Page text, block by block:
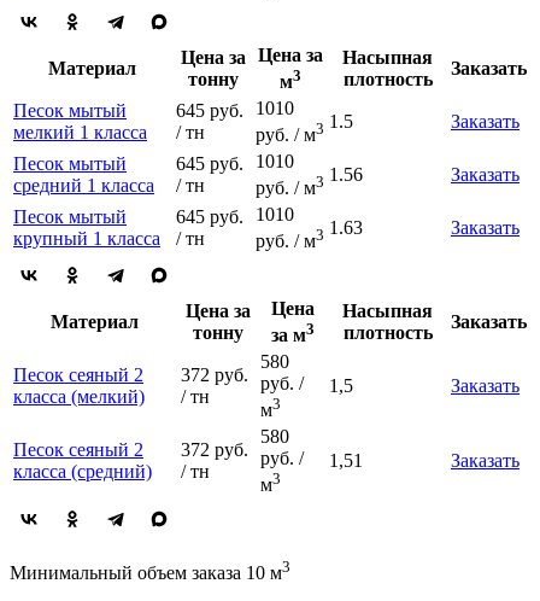
Материал
Цена за
тонну
Цена за
м3
Насыпная
плотность
Заказать
Песок мытый
мелкий 1 класса
645 руб.
/ тн
1010
руб. / м3 1.5 Заказать
Песок мытый
средний 1 класса
645 руб.
/ тн
1010
руб. / м3 1.56 Заказать
Песок мытый
крупный 1 класса
645 руб.
/ тн
1010
руб. / м3 1.63 Заказать
Материал
Цена за
тонну
Цена
за м3
Насыпная
плотность
Заказать
Песок сеяный 2
класса (мелкий)
372 руб.
/ тн
580
руб. /
м3
1,5 Заказать
Песок сеяный 2
класса (средний)
372 руб.
/ тн
580
руб. /
м3
1,51 Заказать
Минимальный объем заказа 10 м3